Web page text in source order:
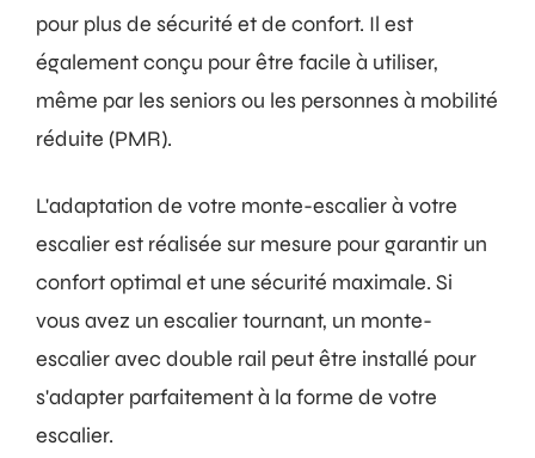
pour plus de sécurité et de confort. Il est
également conçu pour être facile à utiliser,
même par les seniors ou les personnes à mobilité
réduite (PMR).
L'adaptation de votre monte-escalier à votre
escalier est réalisée sur mesure pour garantir un
confort optimal et une sécurité maximale. Si
vous avez un escalier tournant, un monte-
escalier avec double rail peut être installé pour
s'adapter parfaitement à la forme de votre
escalier.